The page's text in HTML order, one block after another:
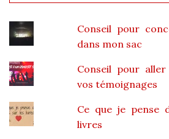
Conseil pour
dans mon sac
Conseil pour
vos témoignages
Ce que je pense
livres